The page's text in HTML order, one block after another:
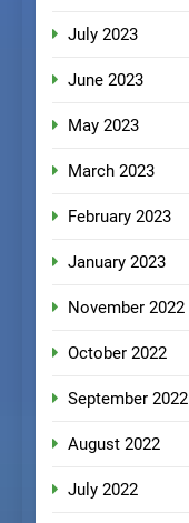
July 2023
June 2023
May 2023
March 2023
February 2023
January 2023
November 2022
October 2022
September 2022
August 2022
July 2022